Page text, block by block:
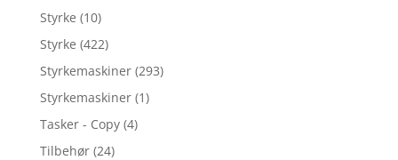
Styrke (10)
Styrke (422)
Styrkemaskiner (293)
Styrkemaskiner (1)
Tasker - Copy (4)
Tilbehør (24)